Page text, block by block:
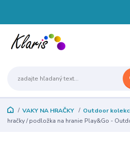
VAKY NA HRAČKY Outdoor
hračky / podložka na hranie Play&Go -